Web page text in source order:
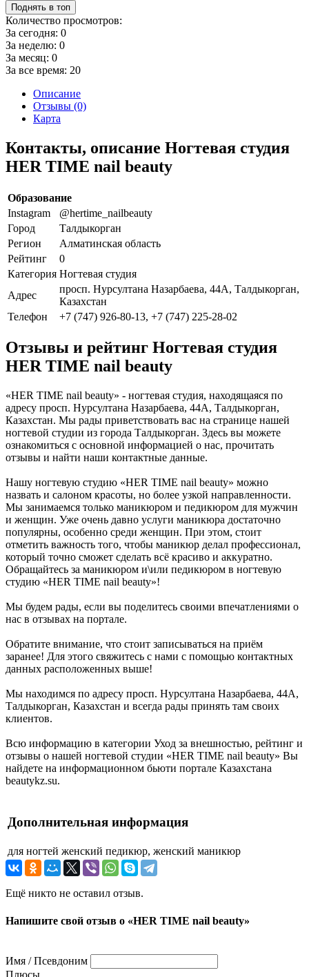
Поднять в топ
Количество просмотров:
За сегодня: 0
За неделю: 0
За месяц: 0
За все время: 20
Описание
Отзывы (0)
Карта
Контакты, описание Ногтевая студия
HER TIME nail beauty
Образование
Instagram
@hertime_nailbeauty
Город
Талдыкорган
Регион
Алматинская область
Рейтинг
0
Категория Ногтевая студия
Адрес
просп. Нурсултана Назарбаева, 44А, Талдыкорган,
Казахстан
Телефон
+7 (747) 926-80-13, +7 (747) 225-28-02
Отзывы и рейтинг Ногтевая студия
HER TIME nail beauty
«HER TIME nail beauty» - ногтевая студия, находящаяся по
адресу просп. Нурсултана Назарбаева, 44А, Талдыкорган,
Казахстан. Мы рады приветствовать вас на странице нашей
ногтевой студии из города Талдыкорган. Здесь вы можете
ознакомиться с основной информацией о нас, прочитать
отзывы и найти наши контактные данные.
Нашу ногтевую студию «HER TIME nail beauty» можно
назвать и салоном красоты, но более узкой направленности.
Мы занимаемся только маникюром и педикюром для мужчин
и женщин. Уже очень давно услуги маникюра достаточно
популярны, особенно среди женщин. При этом, стоит
отметить важность того, чтобы маникюр делал профессионал,
который точно сможет сделать всё красиво и аккуратно.
Обращайтесь за маникюром и\или педикюром в ногтевую
студию «HER TIME nail beauty»!
Мы будем рады, если вы поделитесь своими впечатлениями о
нас в отзывах на портале.
Обратите внимание, что стоит записываться на приём
заранее! Для этого свяжитесь с нами с помощью контактных
данных расположенных выше!
Мы находимся по адресу просп. Нурсултана Назарбаева, 44А,
Талдыкорган, Казахстан и всегда рады принять там своих
клиентов.
Всю информацию в категории Уход за внешностью, рейтинг и
отзывы о нашей ногтевой студии «HER TIME nail beauty» Вы
найдете на информационном бьюти портале Казахстана
beautykz.su.
Дополнительная информация
для ногтей женский педикюр, женский маникюр
Ещё никто не оставил отзыв.
Напишите свой отзыв о «HER TIME nail beauty»
Имя / Псевдоним
Плюсы